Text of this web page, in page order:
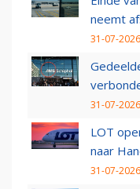
neemt
31-07-
31-07-
LOT
naar
31-07-